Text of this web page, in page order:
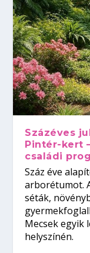
Százéves
Pintér-kert
családi
Száz éve
arborétumot.
séták,
Mecsek egyik
helyszínén.